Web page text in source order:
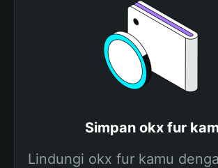
Simpan okx fur
Lindungi okx fur kamu